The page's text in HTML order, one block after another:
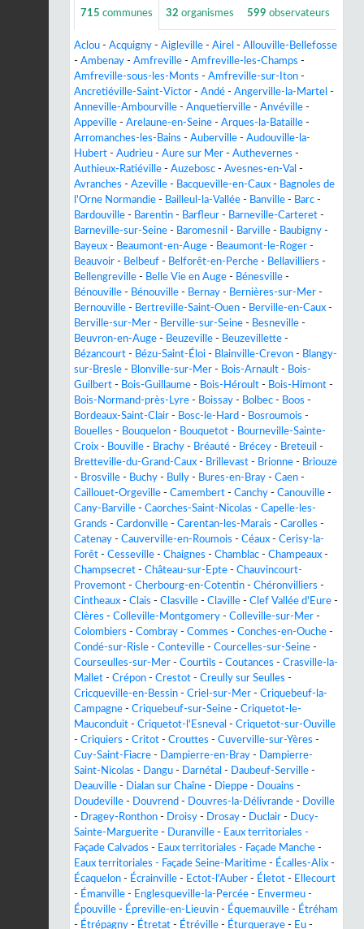
715 communes 32 organismes 599 observateurs
Aclou - Acquigny - Aigleville - Airel - Allouville-Bellefosse
- Ambenay - Amfreville - Amfreville-les-Champs -
Amfreville-sous-les-Monts - Amfreville-sur-Iton -
Ancretiéville-Saint-Victor - Andé - Angerville-la-Martel -
Anneville-Ambourville - Anquetierville - Anvéville -
Appeville - Arelaune-en-Seine - Arques-la-Bataille -
Arromanches-les-Bains - Auberville - Audouville-la-
Hubert - Audrieu - Aure sur Mer - Authevernes -
Authieux-Ratiéville - Auzebosc - Avesnes-en-Val -
Avranches - Azeville - Bacqueville-en-Caux - Bagnoles de
l'Orne Normandie - Bailleul-la-Vallée - Banville - Barc -
Bardouville - Barentin - Barfleur - Barneville-Carteret -
Barneville-sur-Seine - Baromesnil - Barville - Baubigny -
Bayeux - Beaumont-en-Auge - Beaumont-le-Roger -
Beauvoir - Belbeuf - Belforêt-en-Perche - Bellavilliers -
Bellengreville - Belle Vie en Auge - Bénesville -
Bénouville - Bénouville - Bernay - Bernières-sur-Mer -
Bernouville - Bertreville-Saint-Ouen - Berville-en-Caux -
Berville-sur-Mer - Berville-sur-Seine - Besneville -
Beuvron-en-Auge - Beuzeville - Beuzevillette -
Bézancourt - Bézu-Saint-Éloi - Blainville-Crevon - Blangy-
sur-Bresle - Blonville-sur-Mer - Bois-Arnault - Bois-
Guilbert - Bois-Guillaume - Bois-Héroult - Bois-Himont -
Bois-Normand-près-Lyre - Boissay - Bolbec - Boos -
Bordeaux-Saint-Clair - Bosc-le-Hard - Bosroumois -
Bouelles - Bouquelon - Bouquetot - Bourneville-Sainte-
Croix - Bouville - Brachy - Bréauté - Brécey - Breteuil -
Bretteville-du-Grand-Caux - Brillevast - Brionne - Briouze
- Brosville - Buchy - Bully - Bures-en-Bray - Caen -
Caillouet-Orgeville - Camembert - Canchy - Canouville -
Cany-Barville - Caorches-Saint-Nicolas - Capelle-les-
Grands - Cardonville - Carentan-les-Marais - Carolles -
Catenay - Cauverville-en-Roumois - Céaux - Cerisy-la-
Forêt - Cesseville - Chaignes - Chamblac - Champeaux -
Champsecret - Château-sur-Epte - Chauvincourt-
Provemont - Cherbourg-en-Cotentin - Chéronvilliers -
Cintheaux - Clais - Clasville - Claville - Clef Vallée d'Eure -
Clères - Colleville-Montgomery - Colleville-sur-Mer -
Colombiers - Combray - Commes - Conches-en-Ouche -
Condé-sur-Risle - Conteville - Courcelles-sur-Seine -
Courseulles-sur-Mer - Courtils - Coutances - Crasville-la-
Mallet - Crépon - Crestot - Creully sur Seulles -
Cricqueville-en-Bessin - Criel-sur-Mer - Criquebeuf-la-
Campagne - Criquebeuf-sur-Seine - Criquetot-le-
Mauconduit - Criquetot-l'Esneval - Criquetot-sur-Ouville
- Criquiers - Critot - Crouttes - Cuverville-sur-Yères -
Cuy-Saint-Fiacre - Dampierre-en-Bray -
Dampierre-
Saint-Nicolas - Dangu - Darnétal - Daubeuf-Serville -
Deauville - Dialan sur Chaîne - Dieppe - Douains -
Doudeville - Douvrend - Douvres-la-Délivrande -
Doville
-
Dragey-Ronthon - Droisy - Drosay - Duclair -
Ducy-
Sainte-Marguerite - Duranville - Eaux territoriales -
Façade Calvados - Eaux territoriales - Façade Manche -
Eaux territoriales - Façade Seine-Maritime - Écalles-Alix -
Écaquelon - Écrainville - Ectot-l'Auber - Életot - Ellecourt
- Émanville - Englesqueville-la-Percée - Envermeu -
Épouville - Épreville-en-Lieuvin - Équemauville - Étréham
- Étrépagny - Étretat - Étréville - Éturqueraye - Eu -